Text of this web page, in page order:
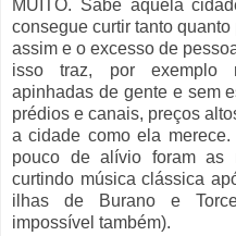
MUITO. Sabe aquela
consegue curtir tanto
assim e o excesso de
isso traz, por exemplo
apinhadas de gente e sem
prédios e canais, preços
a cidade como ela
pouco de alívio foram as
curtindo música clássica
ilhas de Burano e
impossível também).